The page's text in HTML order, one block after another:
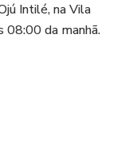
Intilé, na Vila
08:00 da manhã.